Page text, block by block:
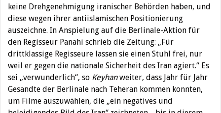
keine Drehgenehmigung iranischer Behörden haben, und
diese wegen ihrer antiislamischen Positionierung
auszeichne. In Anspielung auf die Berlinale-Aktion für
den Regisseur Panahi schrieb die Zeitung: „Für
drittklassige Regisseure lassen sie einen Stuhl frei, nur
weil er gegen die nationale Sicherheit des Iran agiert.“ Es
sei „verwunderlich“, so Keyhanweiter, dass Jahr für Jahr
Gesandte der Berlinale nach Teheran kommen konnten,
um Filme auszuwählen, die „ein negatives und